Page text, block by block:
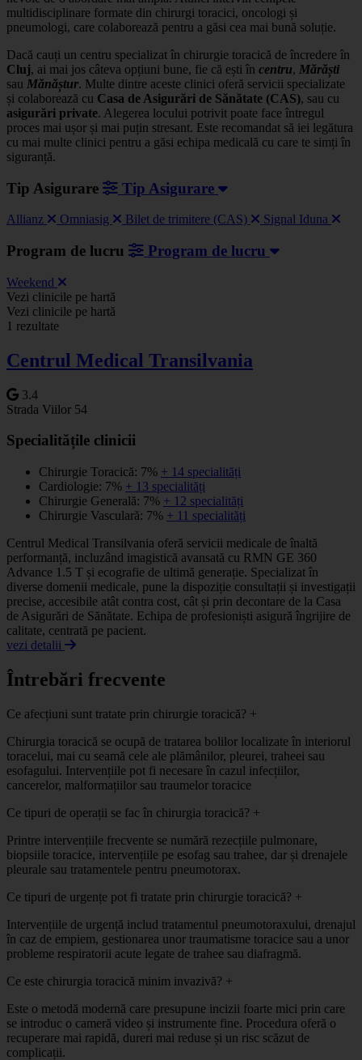
multidisciplinare formate din chirurgi toracici, oncologi și
pneumologi, care colaborează pentru a găsi cea mai bună soluție.
Dacă cauți un centru specializat în chirurgie toracică de încredere în
Cluj, ai mai jos câteva opțiuni bune, fie că ești în centru, Mărăști
sau Mănăștur. Multe dintre aceste clinici oferă servicii specializate
și colaborează cu Casa de Asigurări de Sănătate (CAS), sau cu
asigurări private. Alegerea locului potrivit poate face întregul
proces mai ușor și mai puțin stresant. Este recomandat să iei legătura
cu mai multe clinici pentru a găsi echipa medicală cu care te simți în
siguranță.
Tip Asigurare Tip Asigurare
Allianz Omniasig Bilet de trimitere (CAS) Signal Iduna
Program de lucru Program de lucru
Weekend
+
−
Vezi clinicile pe hartă
Vezi clinicile pe hartă
1 rezultate
Centrul Medical Transilvania
3.4
Strada Viilor 54
Specialitățile clinicii
Chirurgie Toracică: 7% + 14 specialități
Cardiologie: 7% + 13 specialități
Chirurgie Generală: 7% + 12 specialități
Chirurgie Vasculară: 7% + 11 specialități
Centrul Medical Transilvania oferă servicii medicale de înaltă
performanță, incluzând imagistică avansată cu RMN GE 360
Advance 1.5 T și ecografie de ultimă generație. Specializat în
diverse domenii medicale, pune la dispoziție consultații și investigații
precise, accesibile atât contra cost, cât și prin decontare de la Casa
de Asigurări de Sănătate. Echipa de profesioniști asigură îngrijire de
calitate, centrată pe pacient.
vezi detalii
Întrebări frecvente
Ce afecțiuni sunt tratate prin chirurgie toracică? +
Chirurgia toracică se ocupă de tratarea bolilor localizate în interiorul
toracelui, mai cu seamă cele ale plămânilor, pleurei, traheei sau
esofagului. Intervențiile pot fi necesare în cazul infecțiilor,
cancerelor, malformațiilor sau traumelor toracice
Ce tipuri de operații se fac în chirurgia toracică? +
Printre intervențiile frecvente se numără rezecțiile pulmonare,
biopsiile toracice, intervențiile pe esofag sau trahee, dar și drenajele
pleurale sau tratamentele pentru pneumotorax.
Ce tipuri de urgențe pot fi tratate prin chirurgie toracică? +
Intervențiile de urgență includ tratamentul pneumotoraxului, drenajul
în caz de empiem, gestionarea unor traumatisme toracice sau a unor
probleme respiratorii acute legate de trahee sau diafragmă.
Ce este chirurgia toracică minim invazivă? +
Este o metodă modernă care presupune incizii foarte mici prin care
se introduc o cameră video și instrumente fine. Procedura oferă o
recuperare mai rapidă, dureri mai reduse și un risc scăzut de
complicații.